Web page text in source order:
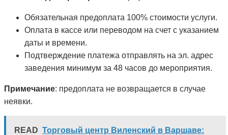
Обязательная предоплата 100% стоимости услуги.
Оплата в кассе или переводом на счет с указанием
даты и времени.
Подтверждение платежа отправлять на эл. адрес
заведения минимум за 48 часов до мероприятия.
Примечание: предоплата не возвращается в случае
неявки.
READ Торговый центр Виленский в Варшаве: